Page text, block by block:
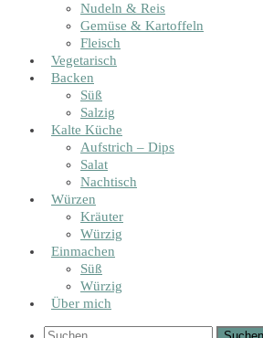
Nudeln & Reis
Gemüse & Kartoffeln
Fleisch
Vegetarisch
Backen
Süß
Salzig
Kalte Küche
Aufstrich – Dips
Salat
Nachtisch
Würzen
Kräuter
Würzig
Einmachen
Süß
Würzig
Über mich
Show
Suchen